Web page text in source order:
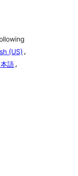
(US) ،
語،